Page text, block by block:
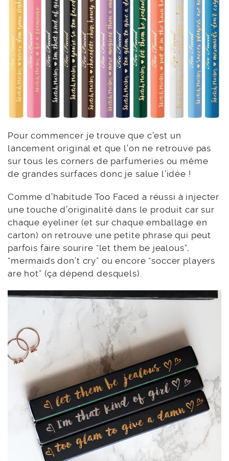
Pour commencer je trouve que c’est un
lancement original et que l’on ne retrouve pas
sur tous les corners de parfumeries ou même
de grandes surfaces donc je salue l’idée !
Comme d’habitude Too Faced a réussi à injecter
une touche d’originalité dans le produit car sur
chaque eyeliner (et sur chaque emballage en
carton) on retrouve une petite phrase qui peut
parfois faire sourire “let them be jealous”,
“mermaids don’t cry” ou encore “soccer players
are hot” (ça dépend desquels).